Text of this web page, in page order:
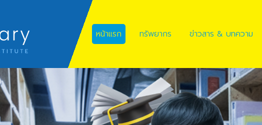
หน้าแรก ทรัพยากร ข่าวสาร & บทความ